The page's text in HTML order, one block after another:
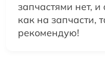
запчастями нет,
как на запчасти,
рекомендую!